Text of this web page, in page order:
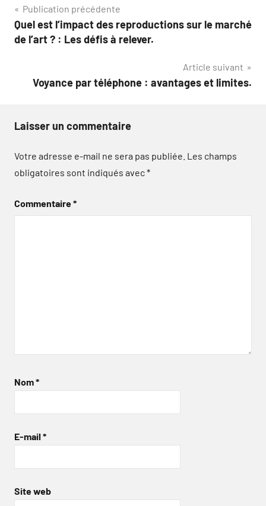
Navigation
de
Publication précédente
Quel est l’impact des reproductions sur le marché
de l’art ? : Les défis à relever.
Article suivant
Voyance par téléphone : avantages et limites.
Laisser un commentaire
Votre adresse e-mail ne sera pas publiée. Les champs
obligatoires sont indiqués avec*
Commentaire*
Nom*
E-mail *
Site web